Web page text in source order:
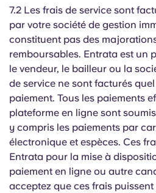
7.2 Les frais de service sont
par votre société de gestion
constituent pas des
remboursables. Entrata est un
le vendeur, le bailleur ou la
de service ne sont facturés
paiement. Tous les paiements
plateforme en ligne sont
y compris les paiements par
électronique et espèces. Ces
Entrata pour la mise à
paiement en ligne ou autre
acceptez que ces frais